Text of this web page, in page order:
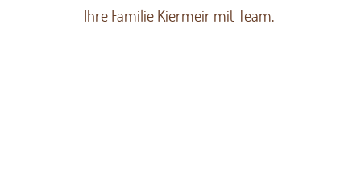
Ihre Familie Kiermeir mit Team.